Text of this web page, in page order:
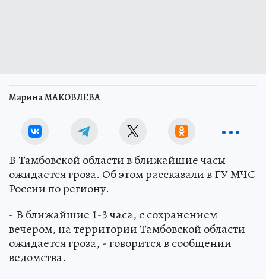
Марина МАКОВЛЕВА
В Тамбовской области в ближайшие часы
ожидается гроза. Об этом рассказали в ГУ МЧС
России по региону.
- В ближайшие 1-3 часа, с сохранением
вечером, на территории Тамбовской области
ожидается гроза, - говорится в сообщении
ведомства.